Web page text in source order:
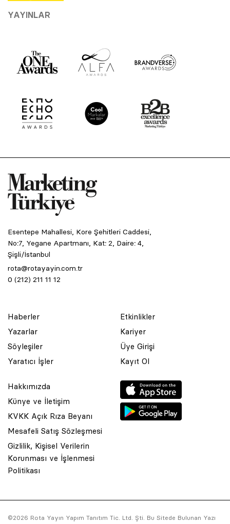
YAYINLAR
Esentepe Mahallesi, Kore Şehitleri Caddesi,
No:7, Yegane Apartmanı, Kat: 2, Daire: 4,
Şişli/İstanbul
rota@rotayayin.com.tr
0 (212) 211 11 12
Haberler
Yazarlar
Söyleşiler
Yaratıcı İşler
Etkinlikler
Kariyer
Üye Girişi
Kayıt Ol
Hakkımızda
Künye ve İletişim
KVKK Açık Rıza Beyanı
Mesafeli Satış Sözleşmesi
Gizlilik, Kişisel Verilerin
Korunması ve İşlenmesi
Politikası
©2026 Rota Yayın Yapım Tanıtım Tic. Ltd. Şti. Bu Sitede Bulunan Yazı
Yazı Ve Çizimlerin Her Hakkı Saklıdır.